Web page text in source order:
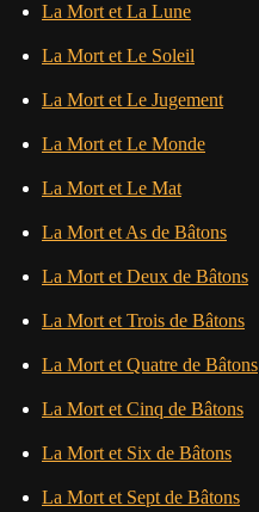
La Mort et La Lune
La Mort et Le Soleil
La Mort et Le Jugement
La Mort et Le Monde
La Mort et Le Mat
La Mort et As de Bâtons
La Mort et Deux de Bâtons
La Mort et Trois de Bâtons
La Mort et Quatre de Bâtons
La Mort et Cinq de Bâtons
La Mort et Six de Bâtons
La Mort et Sept de Bâtons